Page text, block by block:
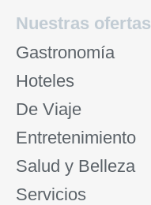
Nuestras ofertas
Gastronomía
Hoteles
De Viaje
Entretenimiento
Salud y Belleza
Servicios